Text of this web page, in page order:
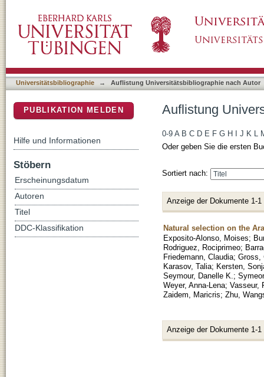
Universitätsbibliographie → Auflistung Universitätsbibliographie nach Autor
Auflistung
0-9 A B C D E F G H J K L
Oder geben Sie die ersten
Sortiert nach:
Anzeige der Dokumente 1-1
Natural selection on the
Exposito-Alonso, Moises;
Rodriguez, Rociprimeo;
Friedemann, Claudia; Gross,
Karasov, Talia; Kersten,
Seymour, Danelle K. ;
Weyer, Anna-Lena; Vasseur,
Zaidem, Maricris; Zhu,
Anzeige der Dokumente 1-1
PUBLIKATION MELDEN
Hilfe und Informationen
Stöbern
Erscheinungsdatum
Autoren
Titel
DDC-Klassifikation